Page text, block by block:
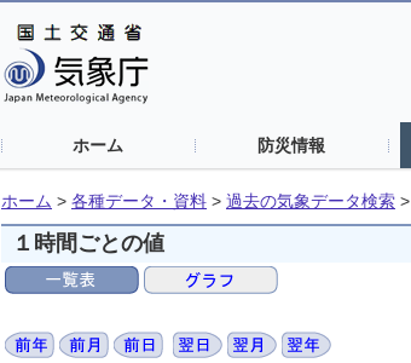
ホーム 防災情報
ホーム > 各種データ・資料 > 過去の気象データ検索 >
１時間ごとの値